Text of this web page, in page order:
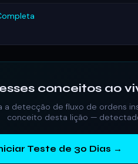
conceitos ao
a detecção de fluxo de ordens
conceito desta lição —
Teste de 30 Dias →